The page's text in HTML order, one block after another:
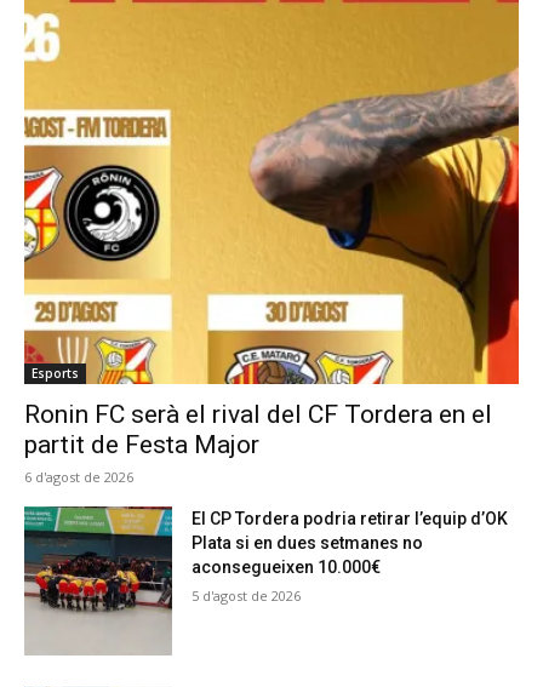
Esports
Ronin FC serà el rival del CF Tordera en el
partit de Festa Major
6 d'agost de 2026
El CP Tordera podria retirar l’equip d’OK
Plata si en dues setmanes no
aconsegueixen 10.000€
5 d'agost de 2026